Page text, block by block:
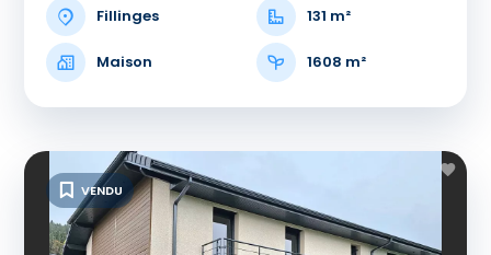
Fillinges 131 m²
Maison 1608 m²
VENDU